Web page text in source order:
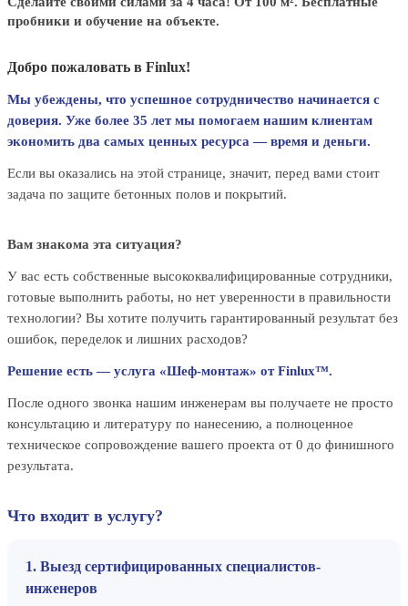
пробники и обучение на объекте.
Добро пожаловать в Finlux!
Мы убеждены, что успешное сотрудничество начинается с
доверия. Уже более 35 лет мы помогаем нашим клиентам
экономить два самых ценных ресурса — время и деньги.
Если вы оказались на этой странице, значит, перед вами стоит
задача по защите бетонных полов и покрытий.
Вам знакома эта ситуация?
У вас есть собственные высококвалифицированные сотрудники,
готовые выполнить работы, но нет уверенности в правильности
технологии? Вы хотите получить гарантированный результат без
ошибок, переделок и лишних расходов?
Решение есть — услуга «Шеф-монтаж» от Finlux™.
После одного звонка нашим инженерам вы получаете не просто
консультацию и литературу по нанесению, а полноценное
техническое сопровождение вашего проекта от 0 до финишного
результата.
Что входит в услугу?
1. Выезд сертифицированных специалистов-
инженеров